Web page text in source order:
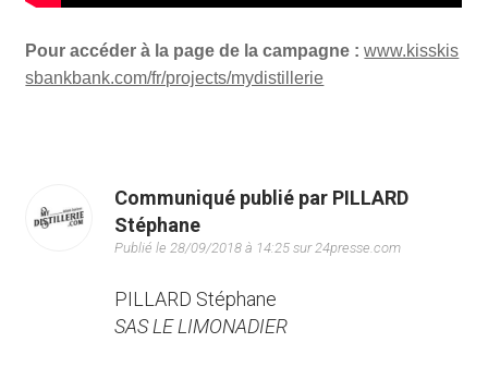
Pour accéder à la page de la campagne : www.kisskis
sbankbank.com/fr/projects/mydistillerie
Communiqué publié par PILLARD
Stéphane
Publié le 28/09/2018 à 14:25 sur 24presse.com
PILLARD Stéphane
SAS LE LIMONADIER